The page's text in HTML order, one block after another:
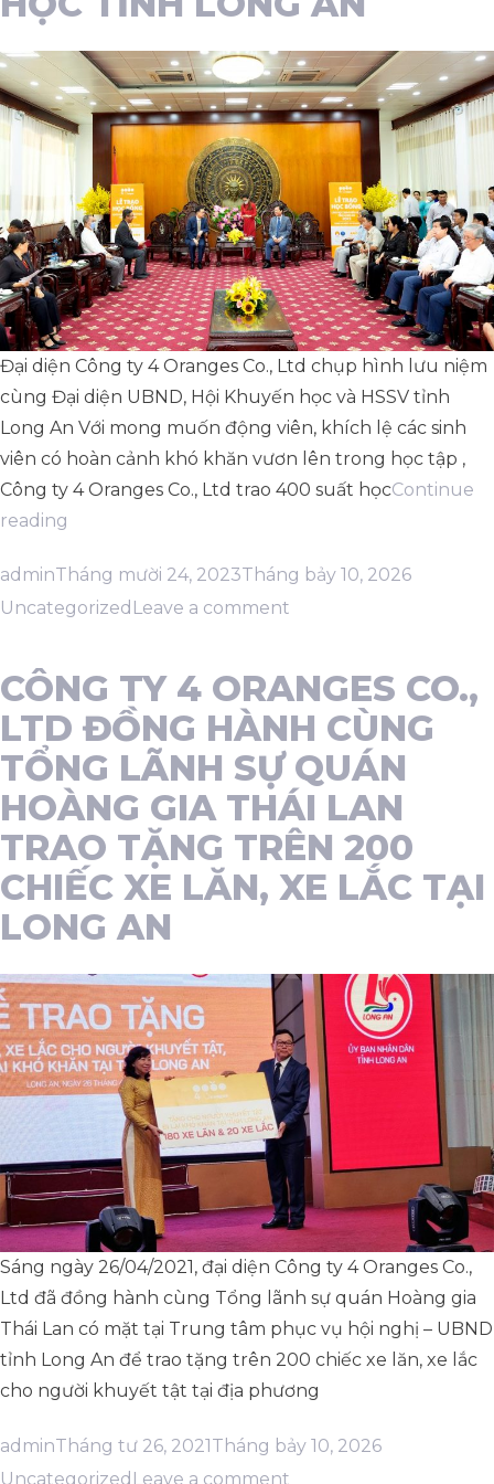
Đại diện Công ty 4 Oranges Co., Ltd chụp hình lưu niệm
cùng Đại diện UBND, Hội Khuyến học và HSSV tỉnh
Long An Với mong muốn động viên, khích lệ các sinh
viên có hoàn cảnh khó khăn vươn lên trong học tập ,
Công ty 4 Oranges Co., Ltd trao 400 suất họcContinue
reading
4
ORANGES
LTD
TRAO
TẶNG
400
SUẤT
BỔNG
CHO
HỌC
SINH
VIÊN
HIẾU
HỌC
AN”
Posted
by
adminTháng mười 24, 2023Tháng bảy 10, 2026Posted
Uncategorized Leave a comment
TY
4
ORANGES
CO.,
LTD
TRAO
TẶNG
400
HỌC
BỔNG
CHO
HỌC
SINH
SINH
VIÊN
HIẾU
HỌC
TỈNH
LONG
AN
CÔNG TY 4 ORANGES CO.,
LTD ĐỒNG HÀNH CÙNG
TỔNG LÃNH SỰ QUÁN
HOÀNG GIA THÁI LAN
TRAO TẶNG TRÊN 200
CHIẾC XE LĂN, XE LẮC TẠI
LONG AN
Sáng ngày 26/04/2021, đại diện Công ty 4 Oranges Co.,
Ltd đã đồng hành cùng Tổng lãnh sự quán Hoàng gia
Thái Lan có mặt tại Trung tâm phục vụ hội nghị – UBND
tỉnh Long An để trao tặng trên 200 chiếc xe lăn, xe lắc
cho người khuyết tật tại địa phương
Posted
by
adminTháng tư 26, 2021Tháng bảy 10, 2026Posted
Uncategorized Leave a comment